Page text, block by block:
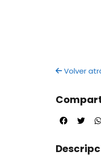
Volver